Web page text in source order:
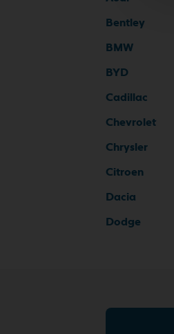
Bentley
BMW
BYD
Cadillac
Chevrolet
Chrysler
Citroen
Dacia
Dodge